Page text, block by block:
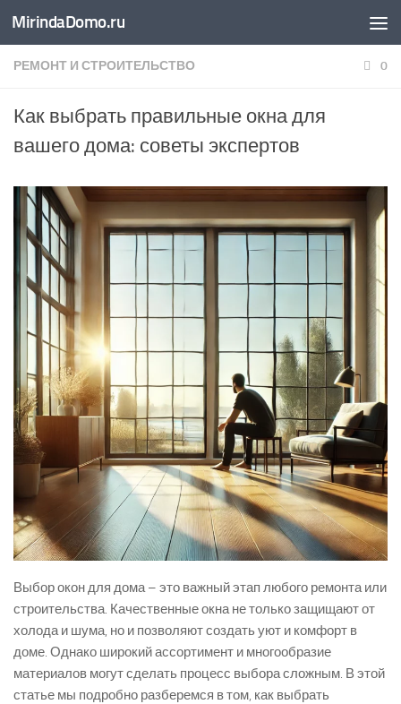
Перейти к содержимому
MirindaDomo.ru
РЕМОНТ И СТРОИТЕЛЬСТВО 0
Как выбрать правильные окна для
вашего дома: советы экспертов
Выбор окон для дома – это важный этап любого ремонта или
строительства. Качественные окна не только защищают от
холода и шума, но и позволяют создать уют и комфорт в
доме. Однако широкий ассортимент и многообразие
материалов могут сделать процесс выбора сложным. В этой
статье мы подробно разберемся в том, как выбрать